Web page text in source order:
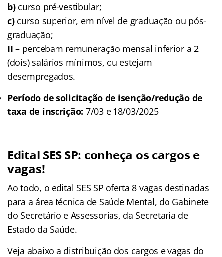
b)curso pré-vestibular;
c)curso superior, em nível de graduação ou pós-
graduação;
II –percebam remuneração mensal inferior a 2
(dois) salários mínimos, ou estejam
desempregados.
Período de solicitação de isenção/redução de
taxa de inscrição: 7/03 e 18/03/2025
Edital SES SP: conheça os cargos e
vagas!
Ao todo, o edital SES SP oferta 8 vagas destinadas
para a área técnica de Saúde Mental, do Gabinete
do Secretário e Assessorias, da Secretaria de
Estado da Saúde.
Veja abaixo a distribuição dos cargos e vagas do